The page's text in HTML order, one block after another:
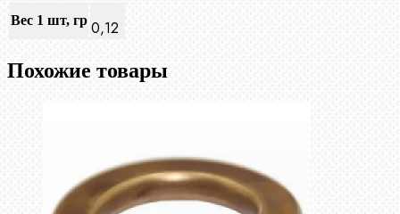
Вес 1 шт, гр 0,12
Похожие товары